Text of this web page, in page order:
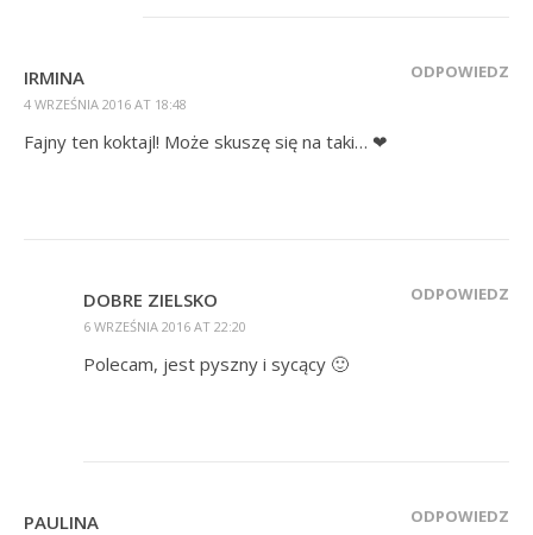
IRMINA
4 WRZEŚNIA 2016 AT 18:48
ODPOWIEDZ
Fajny ten koktajl! Może skuszę się na taki… ❤
DOBRE ZIELSKO
6 WRZEŚNIA 2016 AT 22:20
ODPOWIEDZ
Polecam, jest pyszny i sycący 🙂
PAULINA ODPOWIEDZ